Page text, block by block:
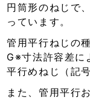
円筒形のねじで
っています。
管用平行ねじの
G※寸法許容差に
平行めねじ（記
また、管用平行